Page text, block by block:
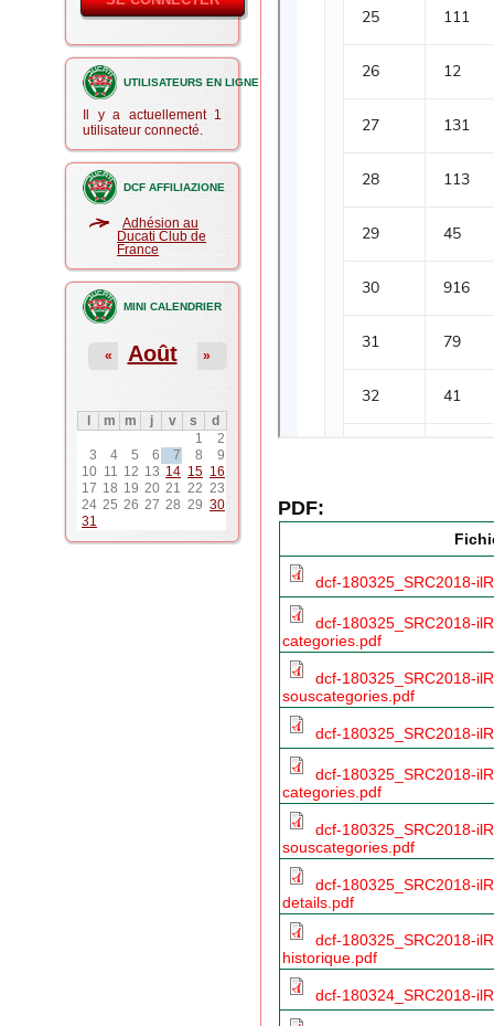
UTILISATEURS EN LIGNE
Il y a actuellement 1
utilisateur connecté.
DCF AFFILIAZIONE
Adhésion au
Ducati Club de
France
MINI CALENDRIER
Août
« »
m m j v s
d
1
2
3
4 5 6 7 8
9
10 11 12 13 14 15 16
17 18 19 20 21 22 23
24 25 26 27 28 29 30
31
PDF:
dcf-180325_SRC2018-
dcf-180325_SRC2018-
categories.pdf
dcf-180325_SRC2018-
souscategories.pdf
dcf-180325_SRC2018-
dcf-180325_SRC2018-
categories.pdf
dcf-180325_SRC2018-
souscategories.pdf
dcf-180325_SRC2018-
details.pdf
dcf-180325_SRC2018-
historique.pdf
dcf-180324_SRC2018-